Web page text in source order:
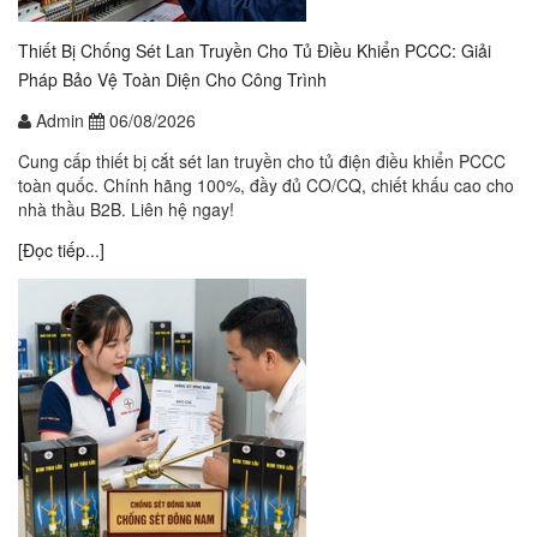
Thiết Bị Chống Sét Lan Truyền Cho Tủ Điều Khiển PCCC: Giải
Pháp Bảo Vệ Toàn Diện Cho Công Trình
Admin
06/08/2026
Cung cấp thiết bị cắt sét lan truyền cho tủ điện điều khiển PCCC
toàn quốc. Chính hãng 100%, đầy đủ CO/CQ, chiết khấu cao cho
nhà thầu B2B. Liên hệ ngay!
[Đọc tiếp...]